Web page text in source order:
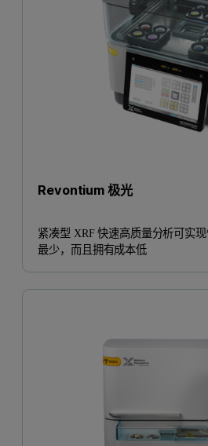
Revontium 极光
紧凑型 XRF 快速高质量分析可实
最少，而且拥有成本低